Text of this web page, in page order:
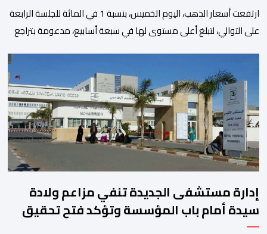
ارتفعت أسعار الذهب، اليوم الخميس، بنسبة 1 في المائة للجلسة الرابعة
على التوالي، لتبلغ أعلى مستوى لها في سبعة أسابيع، مدعومة بتراجع
مسجلا أعلى مستوى له منذ 18 يونيو الماضي، فيما ارتفعت العقود
الأمريكية الآجلة […]
إدارة مستشفى الجديدة تنفي مزاعم ولادة
سيدة أمام باب المؤسسة وتؤكد فتح تحقيق